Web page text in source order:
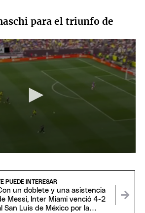
para el triunfo de
PUEDE INTERESAR
un doblete y una asistencia
Messi, Inter Miami venció 4-2
San Luis de México por la